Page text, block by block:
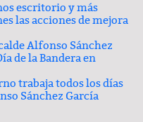
escritorio y más
las acciones de mejora
Alfonso Sánchez
de la Bandera en
trabaja todos los días
Sánchez García